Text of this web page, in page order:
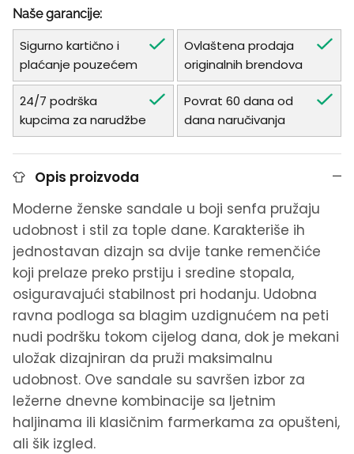
Naše garancije:
Sigurno kartično i
plaćanje pouzećem
Ovlaštena prodaja
originalnih brendova
24/7 podrška
kupcima za narudžbe
Povrat 60 dana od
dana naručivanja
Opis proizvoda
Moderne ženske sandale u boji senfa pružaju
udobnost i stil za tople dane. Karakteriše ih
jednostavan dizajn sa dvije tanke remenčiće
koji prelaze preko prstiju i sredine stopala,
osiguravajući stabilnost pri hodanju. Udobna
ravna podloga sa blagim uzdignućem na peti
nudi podršku tokom cijelog dana, dok je mekani
uložak dizajniran da pruži maksimalnu
udobnost. Ove sandale su savršen izbor za
ležerne dnevne kombinacije sa ljetnim
haljinama ili klasičnim farmerkama za opušteni,
ali šik izgled.